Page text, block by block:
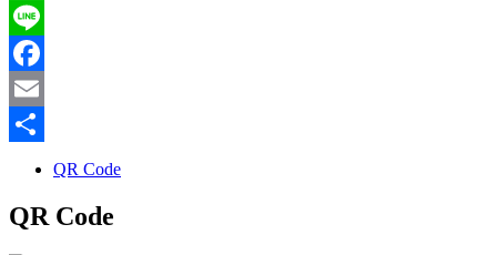
Line
Facebook
Email
QR Code
QR Code